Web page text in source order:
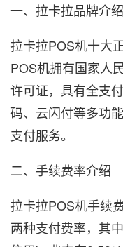
一、拉卡拉品牌介绍
拉卡拉POS机十大
POS机拥有国家人
许可证，具有全支
码、云闪付等多功
支付服务。
二、手续费率介绍
拉卡拉POS机手续
两种支付费率，其